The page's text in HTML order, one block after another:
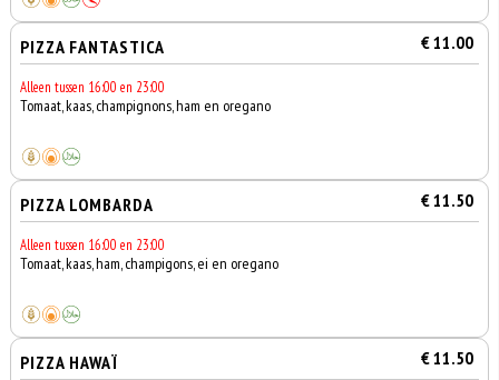
PIZZA FANTASTICA € 11.00
Alleen tussen 16:00 en 23:00
Tomaat, kaas, champignons, ham en oregano
PIZZA LOMBARDA € 11.50
Alleen tussen 16:00 en 23:00
Tomaat, kaas, ham, champigons, ei en oregano
PIZZA HAWAÏ € 11.50